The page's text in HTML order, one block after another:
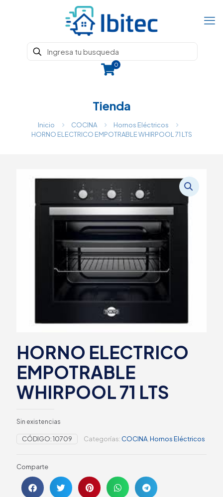
0
Tienda
Inicio COCINA
Hornos Eléctricos
HORNO ELECTRICO EMPOTRABLE WHIRPOOL 71 LTS
HORNO ELECTRICO
EMPOTRABLE
WHIRPOOL 71 LTS
Sin existencias
CÓDIGO:10709 Categorías: COCINA,Hornos Eléctricos
Comparte